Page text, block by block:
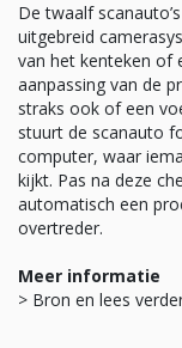
De twaalf
uitgebreid
van het kenteken of
aanpassing van de
straks ook of een
stuurt de scanauto
computer, waar
kijkt. Pas na deze
automatisch een
overtreder.
Meer informatie
> Bron en lees